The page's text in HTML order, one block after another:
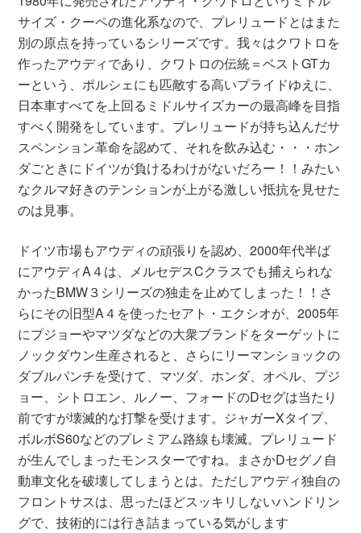
サイズ・クーペの進化系なので、プレリュードとはまた
別の原点を持っているシリーズです。我々はクワトロを
作ったアウディであり、クワトロの伝統＝ベストGTカ
ーという、ポルシェにも匹敵する高いプライドゆえに、
日本車すべてを上回るミドルサイズカーの最高峰を目指
すべく開発をしています。プレリュードが持ち込んだサ
スペンション革命を認めて、それを飲み込む・・・ホン
ダごときにドイツが負けるわけがないだろー！！みたい
なクルマ好きのテンションが上がる激しい抵抗を見せた
のは見事。
ドイツ市場もアウディの頑張りを認め、2000年代半ば
にアウディA４は、メルセデスCクラスでも捕えられな
かったBMW３シリーズの独走を止めてしまった！！さ
らにその旧型A４を使ったセアト・エクシオが、2005年
にプジョーやマツダなどの大衆ブランドをターゲットに
ノックダウン生産されると、さらにリーマンショックの
ダブルパンチを受けて、マツダ、ホンダ、オペル、プジ
ョー、シトロエン、ルノー、フォードのDセグは当たり
前ですが壊滅的な打撃を受けます。ジャガーXタイプ、
ボルボS60などのプレミアム路線も壊滅。プレリュード
が生んでしまったモンスターですね。まさかDセグノ自
動車文化を破壊してしまうとは。ただしアウディ独自の
フロントサスは、思ったほどスッキリしないハンドリン
グで、技術的には行き詰まっている気がします